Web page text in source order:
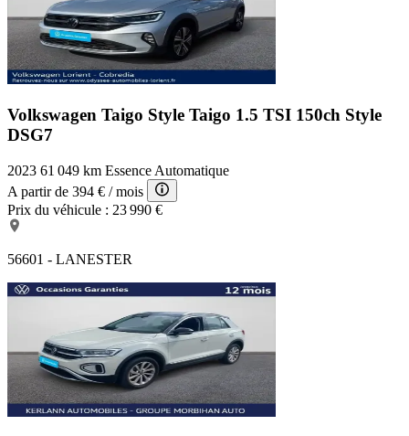
Volkswagen Taigo Style Taigo 1.5 TSI 150ch Style
DSG7
2023 61 049 km Essence Automatique
A partir de 394 € / mois
Prix du véhicule : 23 990 €
56601 - LANESTER